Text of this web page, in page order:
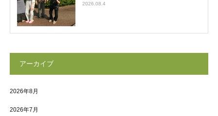
2026.08.4
アーカイブ
2026年8月
2026年7月